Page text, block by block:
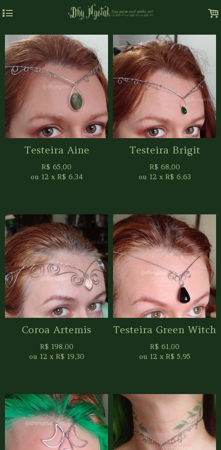
4 .
Testeira Aine
R$ 65,00
ou 12 x R$ 6,34
Testeira Brigit
R$ 68,00
ou 12 x R$ 6,63
Coroa Artemis
R$ 198,00
ou 12 x R$ 19,30
Testeira Green Witch
R$ 61,00
ou 12 x R$ 5,95